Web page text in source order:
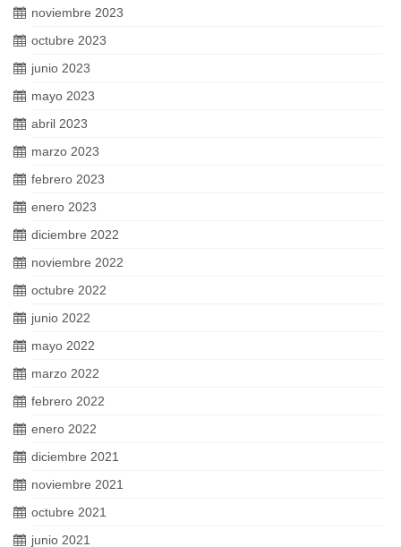
noviembre 2023
octubre 2023
junio 2023
mayo 2023
abril 2023
marzo 2023
febrero 2023
enero 2023
diciembre 2022
noviembre 2022
octubre 2022
junio 2022
mayo 2022
marzo 2022
febrero 2022
enero 2022
diciembre 2021
noviembre 2021
octubre 2021
junio 2021